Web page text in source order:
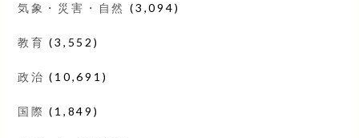
気象・災害・自然 (3,094)
教育 (3,552)
政治 (10,691)
国際 (1,849)